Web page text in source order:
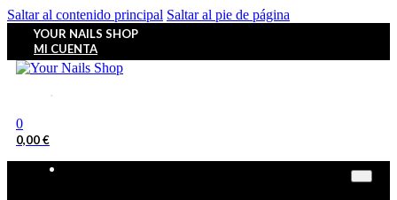
Saltar al contenido principal Saltar al pie de página
YOUR NAILS SHOP
MI CUENTA
0
0,00€